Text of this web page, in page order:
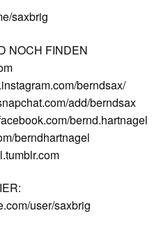
saxbrig
NOCH FINDEN
berndsax/
add/berndsax
bernd.hartnagel
berndhartnagel
user/saxbrig